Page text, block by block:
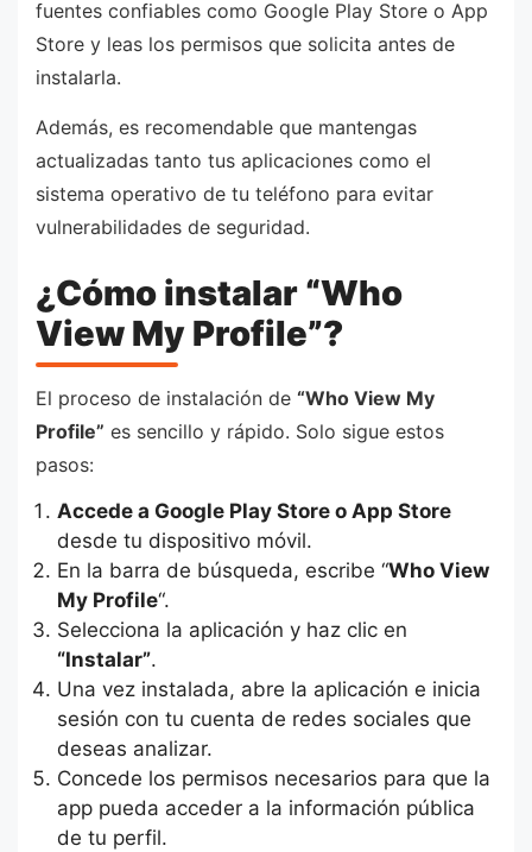
fuentes confiables como Google Play Store o App
Store y leas los permisos que solicita antes de
instalarla.
Además, es recomendable que mantengas
actualizadas tanto tus aplicaciones como el
sistema operativo de tu teléfono para evitar
vulnerabilidades de seguridad.
¿Cómo instalar “Who
View My Profile”?
El proceso de instalación de “Who View My
Profile” es sencillo y rápido. Solo sigue estos
pasos:
Accede a Google Play Store o App Store
desde tu dispositivo móvil.
En la barra de búsqueda, escribe “Who View
My Profile“.
Selecciona la aplicación y haz clic en
“Instalar”.
Una vez instalada, abre la aplicación e inicia
sesión con tu cuenta de redes sociales que
deseas analizar.
Concede los permisos necesarios para que la
app pueda acceder a la información pública
de tu perfil.